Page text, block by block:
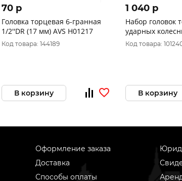
70 p
Головка торцевая 6-гранная
1/2''DR (17 мм) AVS H01217
Код товара: 144189
В корзину
1 040 p
Набор головок
ударных
(17,19,21 мм) (3
NG12-03IC
Код товара:
В корзину
Оформление заказа
Доставка
Способы оплаты